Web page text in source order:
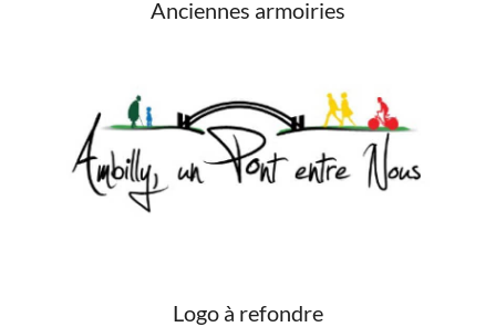
Anciennes armoiries
Logo à refondre